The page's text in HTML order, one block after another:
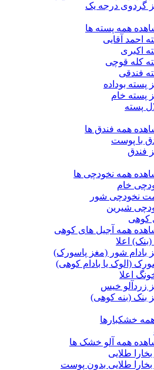
گردوی درجه یک
همه پسته ها
احمد آقایی
اکبری
کله قوچی
فندقی
پسته بوداده
پسته خام
پسته
همه فندق ها
با پوست
فندق
همه نخودچی ها
خام
نخودچی شور
شیرین
کوهی
همه آجیل های کوهی
(بنک) اعلا
بادام شور (مغز پاسورک)
(الوک یا بادام کوهی)
اعلا
زردآلو خیس
بنک (بنه کوهی)
خشکبارها
همه آلو خشک ها
بخارا طلایی
بخارا طلایی بدون پوست